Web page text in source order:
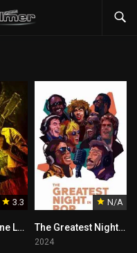
3.3
Bob Marley: One Love
N/A
The Greatest Night in Pop
2024